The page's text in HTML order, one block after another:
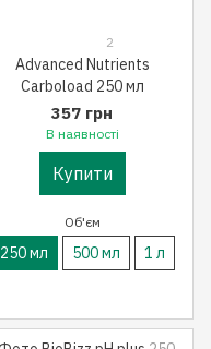
2
Advanced Nutrients
Carboload 250 мл
357 грн
В наявності
Купити
Об'єм
250 мл 500 мл 1 л